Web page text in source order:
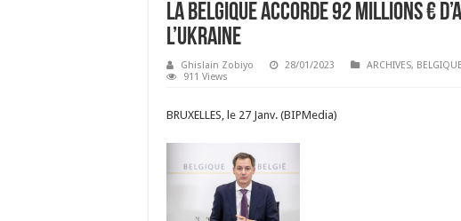
La Belgique accorde 92 millions €
l’Ukraine
Ghislain Zobiyo 28/01/2023 ARCHIVES, BELGIQUE
911 Views
BRUXELLES, le 27 Janv. (BIPMedia)